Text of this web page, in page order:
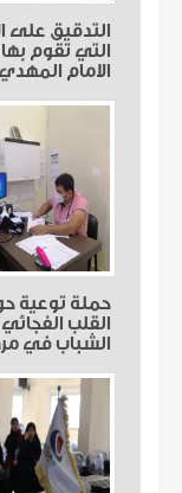
التدقيق على
التي تقوم بها
الامام المهدي
حملة توعية
القلب
الشباب في